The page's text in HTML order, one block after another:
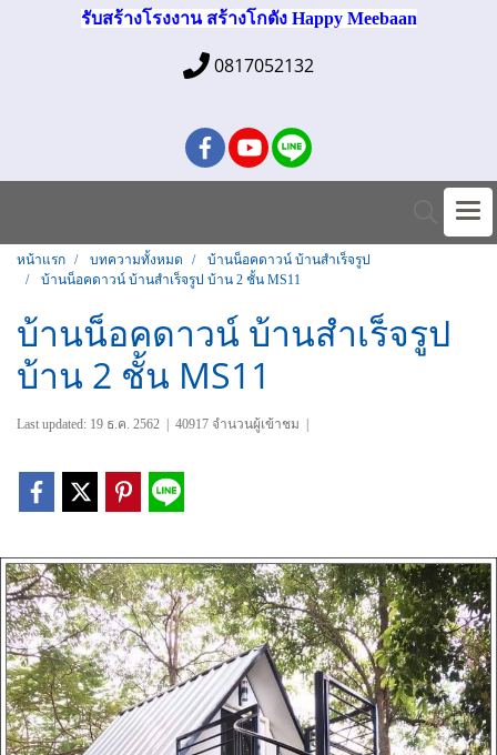
รับสร้างโรงงาน สร้างโกดัง Happy Meebaan
0817052132
หน้าแรก บทความทั้งหมด
บ้านน็อคดาวน์ บ้านสำเร็จรูป
บ้านน็อคดาวน์ บ้านสำเร็จรูป บ้าน 2 ชั้น MS11
บ้านน็อคดาวน์ บ้านสำเร็จรูป
บ้าน 2 ชั้น MS11
Last updated: 19 ธ.ค. 2562 40917 จำนวนผู้เข้าชม